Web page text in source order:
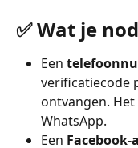
✅ Wat je
Een
verificatiecode
ontvangen.
WhatsApp.
Een